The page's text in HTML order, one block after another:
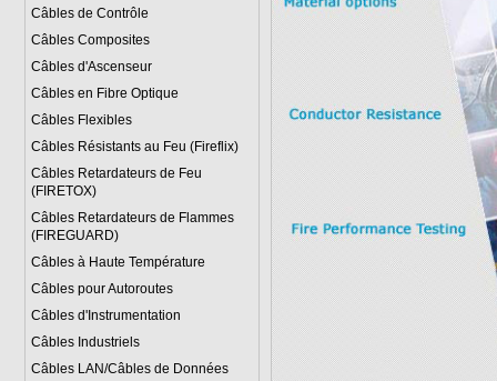
Câbles de Contrôle
Câbles Composites
Câbles d'Ascenseur
Câbles en Fibre Optique
Câbles Flexibles
Câbles Résistants au Feu (Fireflix)
Câbles Retardateurs de Feu
(FIRETOX)
Câbles Retardateurs de Flammes
(FIREGUARD)
Câbles à Haute Température
Câbles pour Autoroutes
Câbles d'Instrumentation
Câbles Industriels
Câbles LAN/Câbles de Données